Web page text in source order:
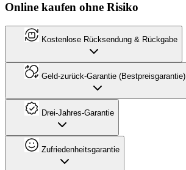
Online kaufen ohne Risiko
Kostenlose Rücksendung & Rückgabe
Geld-zurück-Garantie (Bestpreisgarantie)
Drei-Jahres-Garantie
Zufriedenheitsgarantie